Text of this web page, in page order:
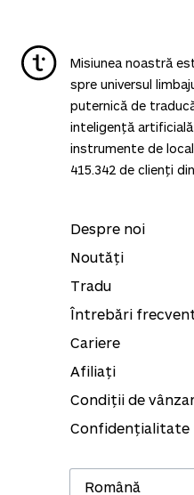
Misiunea noastră
spre universul
puternică de
inteligență
instrumente de
415.342 de clienți
Despre noi
Noutăți
Tradu
Întrebări
Cariere
Afiliați
Condiții de
Confidențialitate